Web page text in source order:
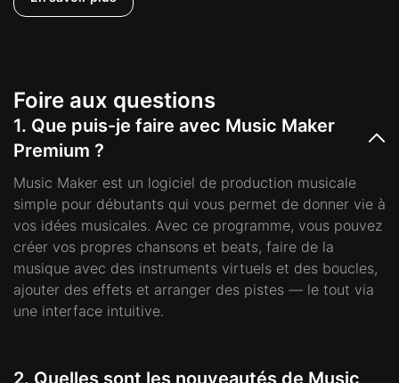
Foire aux questions
1. Que puis-je faire avec Music Maker
Premium ?
Music Maker est un logiciel de production musicale
simple pour débutants qui vous permet de donner vie à
vos idées musicales. Avec ce programme, vous pouvez
créer vos propres chansons et beats, faire de la
musique avec des instruments virtuels et des boucles,
ajouter des effets et arranger des pistes — le tout via
une interface intuitive.